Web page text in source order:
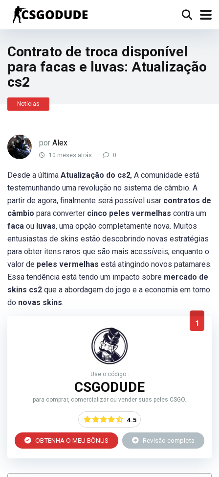
Contrato de troca disponível
para facas e luvas: Atualização
cs2
Notícias
por Alex
10 meses atrás 0
Desde a última Atualização do cs2, A comunidade está
testemunhando uma revolução no sistema de câmbio. A
partir de agora, finalmente será possível usar contratos de
câmbio para converter cinco peles vermelhas contra um
faca ou luvas, uma opção completamente nova. Muitos
entusiastas de skins estão descobrindo novas estratégias
para obter itens raros que são mais acessíveis, enquanto o
valor de peles vermelhas está atingindo novos patamares.
Essa tendência está tendo um impacto sobre mercado de
skins cs2 que a abordagem do jogo e a economia em torno
do novas skins.
1
Use o código :
CSGODUDE
para comprar, comercializar ou vender suas peles CSGO.
4.5
OBTENHA O MEU BÔNUS Revisão completa